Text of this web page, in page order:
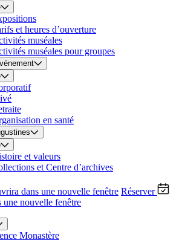
et heures d’ouverture
muséales
muséales pour groupes
en santé
et valeurs
et Centre d’archives
dans une nouvelle fenêtre Réserver
une nouvelle fenêtre
Monastère